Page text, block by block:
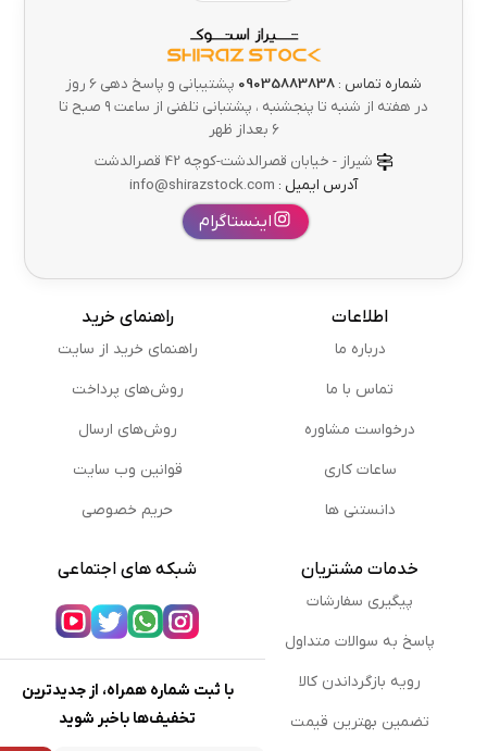
شماره تماس : 09035883838
پشتیبانی و پاسخ دهی 6 روز
در هفته از شنبه تا پنجشنبه ، پشتبانی تلفنی از ساعت ۹ صبح تا
۶ بعداز ظهر
شیراز - خیابان قصرالدشت-کوچه 42 قصرالدشت
آدرس ایمیل :
اینستاگرام
اطلاعات
درباره ما
تماس با ما
درخواست مشاوره
ساعات کاری
دانستنی ها
راهنمای خرید
راهنمای خرید از سایت
روش‌های پرداخت
روش‌های ارسال
قوانین وب سایت
حریم خصوصی
خدمات مشتریان
پیگیری سفارشات
پاسخ به سوالات متداول
رویه بازگرداندن کالا
تضمین بهترین قیمت
شبکه های اجتماعی
با ثبت شماره همراه، از جدیدترین
تخفیف‌ها باخبر شوید